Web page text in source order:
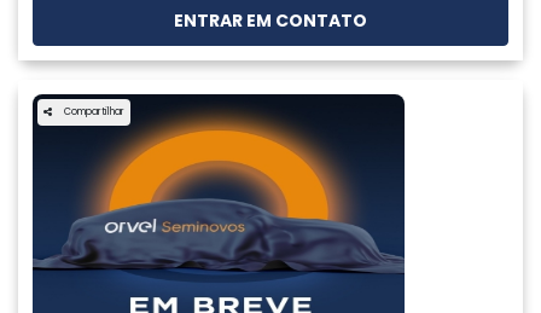
ENTRAR EM CONTATO
Compartilhar